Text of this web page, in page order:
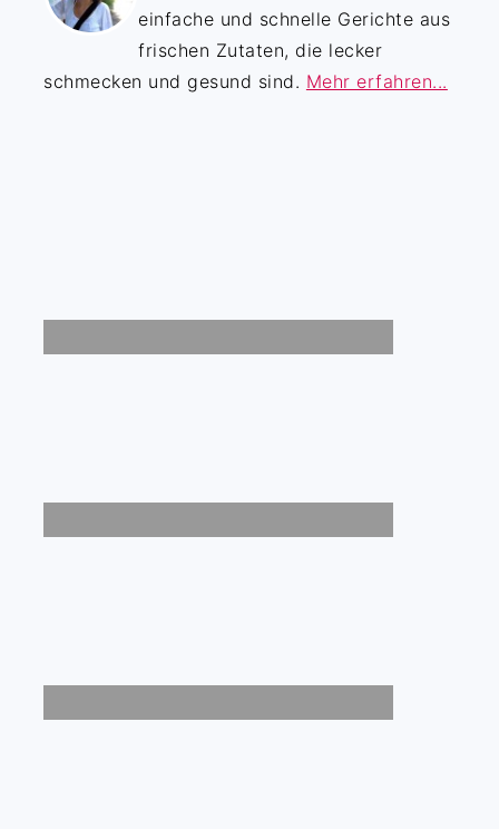
einfache und schnelle Gerichte aus
frischen Zutaten, die lecker
schmecken und gesund sind. Mehr erfahren...